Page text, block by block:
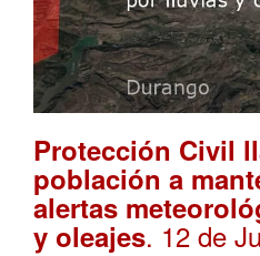
Protección Civil
población a
alertas
y oleajes. 12 de